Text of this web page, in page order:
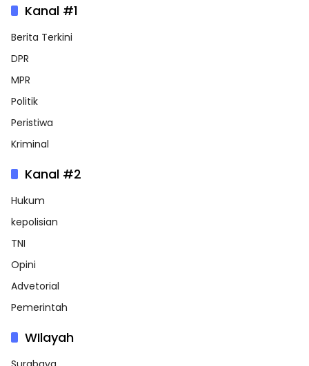
Kanal #1
Berita Terkini
DPR
MPR
Politik
Peristiwa
Kriminal
Kanal #2
Hukum
kepolisian
TNI
Opini
Advetorial
Pemerintah
WIlayah